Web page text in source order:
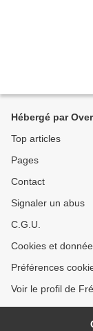
Hébergé par
Top articles
Pages
Contact
Signaler un abus
C.G.U.
Cookies et
Préférences
Voir le profil de